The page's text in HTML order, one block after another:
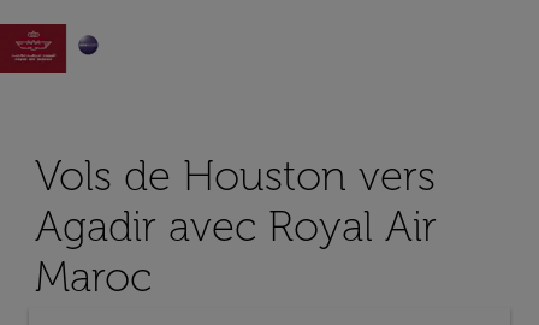

Vols de Houston vers
Agadir avec Royal Air
Maroc